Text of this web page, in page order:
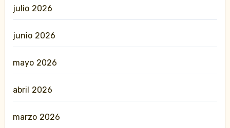
julio 2026
junio 2026
mayo 2026
abril 2026
marzo 2026